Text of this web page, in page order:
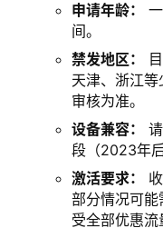
申请年龄：
间。
禁发地区：
天津、浙江
审核为准。
设备兼容：
段（2023年
激活要求：
部分情况可
受全部优惠流